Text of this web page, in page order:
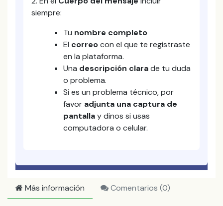
siempre:
Tu nombre completo
El correocon el que te registraste
en la plataforma.
Una descripción clarade tu duda
o problema.
Si es un problema técnico, por
favor adjunta una captura de
pantallay dinos si usas
computadora o celular.
Más información Comentarios (0)